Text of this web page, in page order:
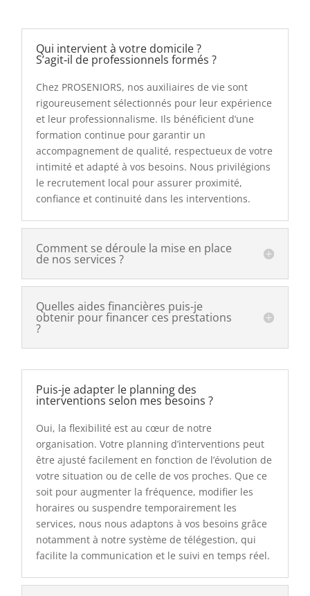
Qui intervient à votre domicile ?
S’agit‑il de professionnels formés ?
Chez PROSENIORS, nos auxiliaires de vie sont
rigoureusement sélectionnés pour leur expérience
et leur professionnalisme. Ils bénéficient d’une
formation continue pour garantir un
accompagnement de qualité, respectueux de votre
intimité et adapté à vos besoins. Nous privilégions
le recrutement local pour assurer proximité,
confiance et continuité dans les interventions.
Comment se déroule la mise en place
de nos services ?
Quelles aides financières puis-je
obtenir pour financer ces prestations
?
Puis-je adapter le planning des
interventions selon mes besoins ?
Oui, la flexibilité est au cœur de notre
organisation. Votre planning d’interventions peut
être ajusté facilement en fonction de l’évolution de
votre situation ou de celle de vos proches. Que ce
soit pour augmenter la fréquence, modifier les
horaires ou suspendre temporairement les
services, nous nous adaptons à vos besoins grâce
notamment à notre système de télégestion, qui
facilite la communication et le suivi en temps réel.